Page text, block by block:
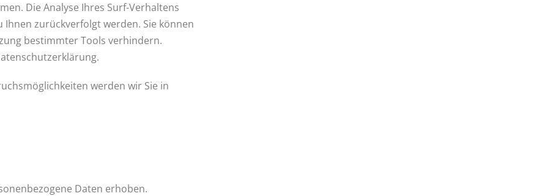
Die Analyse Ihres Surf-Verhaltens
zurückverfolgt werden. Sie können
bestimmter Tools verhindern.
werden wir Sie in
Daten erhoben.